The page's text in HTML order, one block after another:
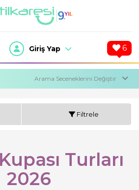
Giriş Yap 6
Tur Ara
Filtrele
Turları
2026